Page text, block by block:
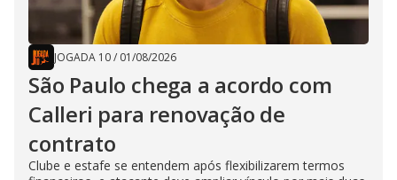
JOGADA 10/ 01/08/2026
São Paulo chega a acordo com
Calleri para renovação de
contrato
Clube e estafe se entendem após flexibilizarem termos